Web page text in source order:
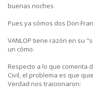
buenas noches
Pues ya sómos dos Don
VANLOP tiene razón en su
un cómo.
Respecto a lo que comenta
Civil, el problema es que
Verdad nos traicionaron: